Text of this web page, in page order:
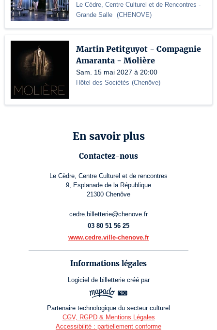
Le Cèdre, Centre Culturel et de Rencontres -
Grande Salle (CHENOVE)
Martin Petitguyot - Compagnie
Amaranta - Molière
Sam. 15 mai 2027 à 20:00
Hôtel des Sociétés (Chenôve)
En savoir plus
Contactez-nous
Le Cèdre, Centre Culturel et de rencontres
9, Esplanade de la République
21300 Chenôve
cedre.billetterie@chenove.fr
03 80 51 56 25
www.cedre.ville-chenove.fr
Informations légales
Logiciel de billetterie créé par
Partenaire technologique du secteur culturel
CGV, RGPD & Mentions Légales
Accessibilité : partiellement conforme